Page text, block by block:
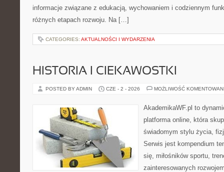
informacje związane z edukacją, wychowaniem i codziennym
różnych etapach rozwoju. Na […]
CATEGORIES: AKTUALNOŚCI I WYDARZENIA
HISTORIA I CIEKAWOSTKI
POSTED BY ADMIN CZE - 2 - 2026 MOŻLIWOŚĆ
AkademikaWF.pl to
platforma online, która
świadomym stylu życia,
Serwis jest kompendium
się, miłośników sportu,
zainteresowanych